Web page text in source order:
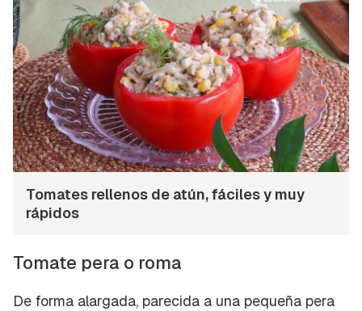
Tomates rellenos de atún, fáciles y muy
rápidos
Tomate pera o roma
De forma alargada, parecida a una pequeña pera